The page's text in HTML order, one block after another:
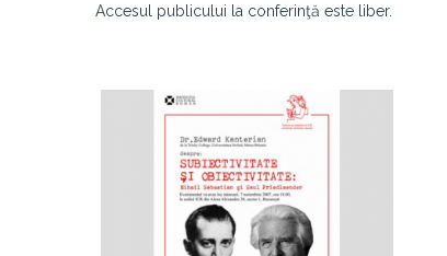
Accesul publicului la conferinţă este liber.